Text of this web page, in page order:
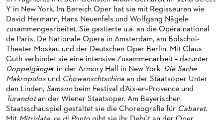
DAS FRANKFURTER OPERN- UND MUSEUMS­ORCHESTER
GENERAL­MUSIKDIREKTOR
MITGLIEDER DES ORCHESTERS
PAUL-HINDEMITH-ORCHESTER­AKADEMIE
CHOR
KINDERCHOR
PRESSE
KONTAKT
PRESSE­MITTEILUNGEN
NEWS
UMBESETZUNGEN
Y in New York. Im Bereich Oper hat sie mit Regisseuren wie
David Hermann, Hans Neuenfels und Wolfgang Nägele
zusammengearbeitet. Sie gastierte u.a. an die Opéra national
de Paris, De Nationale Opera in Amsterdam, am Bolschoi-
Theater Moskau und der Deutschen Oper Berlin. Mit Claus
Guth verbindet sie eine intensive Zusammenarbeit – darunter
Doppelgänger in der Armory Hall in New York, Die Sache
Makropulos und Chowanschtschina an der Staatsoper Unter
den Linden, Samsonbeim Festival d’Aix-en-Provence und
Turandotan der Wiener Staatsoper. Am Bayerischen
Staatsschauspiel gestaltet sie die Choreografie für Cabaret.